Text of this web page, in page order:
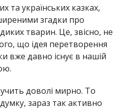
та українських казках,
згадки про
тварин. Це, звісно, не
що ідея перетворення
вже давно існує в нашій
доволі мирно. То
зараз так активно